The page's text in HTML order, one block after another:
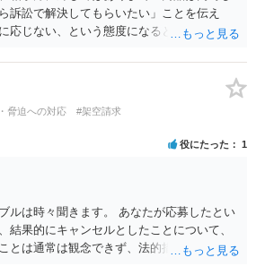
訴訟で解決してもらいたい」ことを伝え
応じない、という態度になると思います。
金は絶対にしたくありません」ということ
対応することになるでしょう。
脅迫への対応
#架空請求
役にたった 1
ルは時々聞きます。 あなたが応募したとい
結果的にキャンセルとしたことについて、
とは通常は観念できず、法的措置を採って